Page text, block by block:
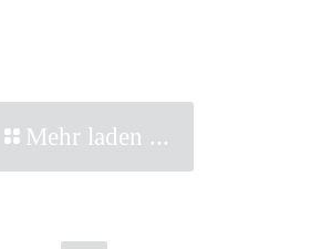
Mehr laden ...